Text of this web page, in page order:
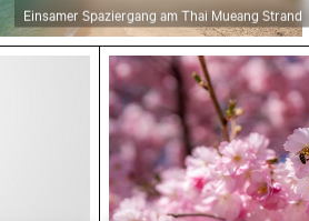
Einsamer Spaziergang am Thai Mueang Strand
leerem Etikett und
Biene bei der